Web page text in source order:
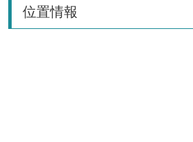
位置情報